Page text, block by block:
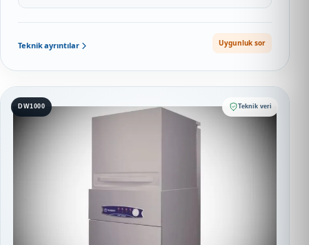
Teknik ayrıntılar Uygunluk sor
DW1000 Teknik veri